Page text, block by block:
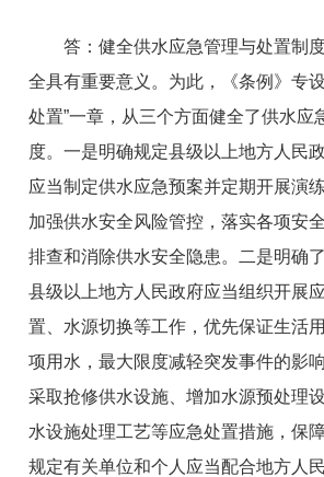
答：健全供水应急管理与处置制
全具有重要意义。为此，《条例》专
处置”一章，从三个方面健全了供水应
度。一是明确规定县级以上地方人民
应当制定供水应急预案并定期开展演
加强供水安全风险管控，落实各项安
排查和消除供水安全隐患。二是明确
县级以上地方人民政府应当组织开展
置、水源切换等工作，优先保证生活
项用水，最大限度减轻突发事件的影
采取抢修供水设施、增加水源预处理
水设施处理工艺等应急处置措施，保
规定有关单位和个人应当配合地方人